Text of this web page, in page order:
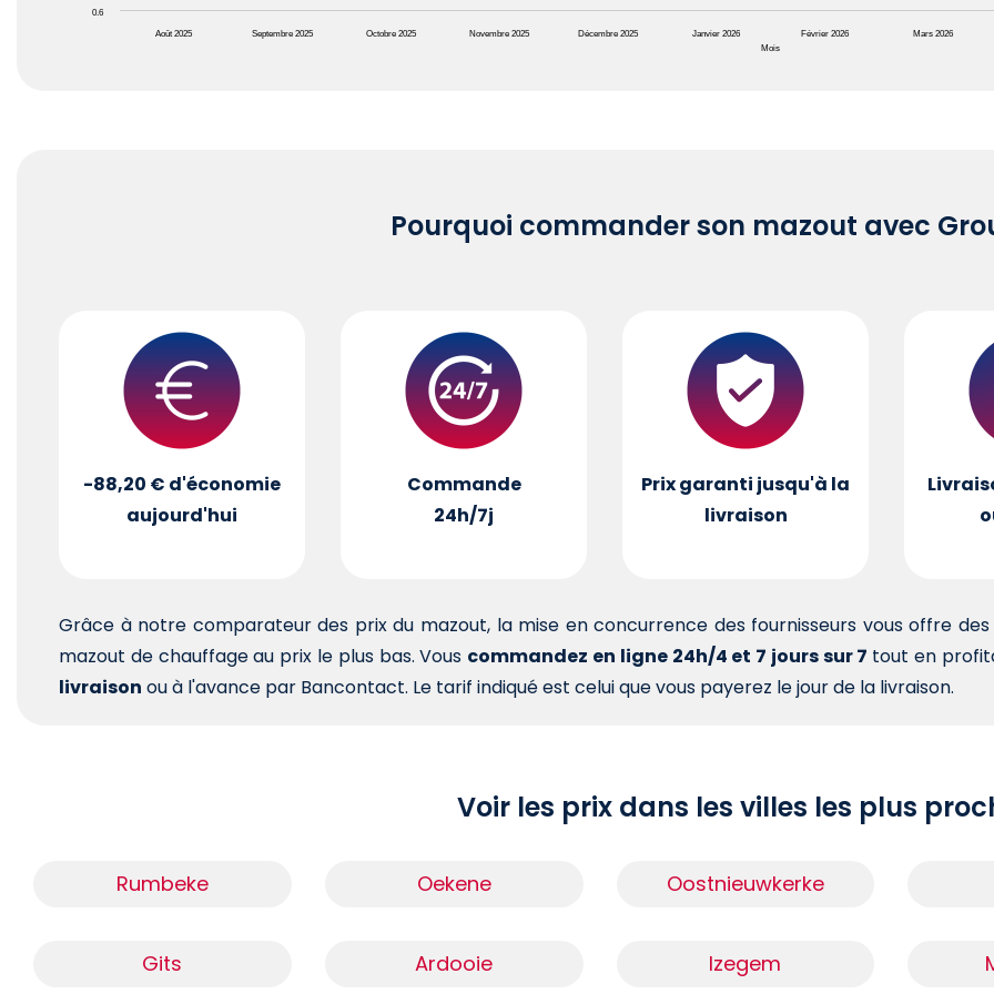
Mois
Août 2025 Septembre 2025 Octobre 2025 Novembre 2025 Décembre 2025 Janvier 2026 Février 2026 Mars 2026
0.6
Pourquoi commander son mazout avec
-88,20 € d'économie
aujourd'hui
Commande
24h/7j
Prix garanti jusqu'à la
livraison
Grâce à notre comparateur des prix du mazout, la mise en concurrence des fournisseurs vous offre
mazout de chauffage au prix le plus bas. Vous commandez en ligne 24h/4 et 7 jours sur 7 tout en
livraison ou à l'avance par Bancontact. Le tarif indiqué est celui que vous payerez le jour de la livraison.
Voir les prix dans les villes les plus
Rumbeke Oekene Oostnieuwkerke
Gits Ardooie Izegem